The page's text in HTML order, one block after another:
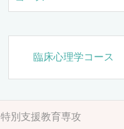
臨床心理学コース
特別支援教育専攻